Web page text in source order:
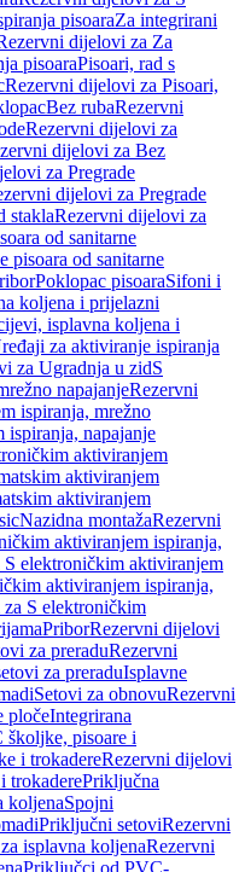
pisoaraZa integrirani
dijelovi za Za
pisoaraPisoari, rad s
Rezervni dijelovi za Pisoari,
Bez rubaRezervni
Rezervni dijelovi za
dijelovi za Bez
za Pregrade
dijelovi za Pregrade
staklaRezervni dijelovi za
od sanitarne
pisoara od sanitarne
Poklopac pisoaraSifoni i
koljena i prijelazni
isplavna koljena i
za aktiviranje ispiranja
za Ugradnja u zidS
napajanjeRezervni
ispiranja, mrežno
ispiranja, napajanje
aktiviranjem
aktiviranjem
aktiviranjem
Nazidna montažaRezervni
aktiviranjem ispiranja,
elektroničkim aktiviranjem
aktiviranjem ispiranja,
S elektroničkim
PriborRezervni dijelovi
za preraduRezervni
za preraduIsplavne
Setovi za obnovuRezervni
pločeIntegrirana
pisoare i
i trokadereRezervni dijelovi
trokaderePriključna
koljenaSpojni
Priključni setoviRezervni
isplavna koljenaRezervni
Priključci od PVC-